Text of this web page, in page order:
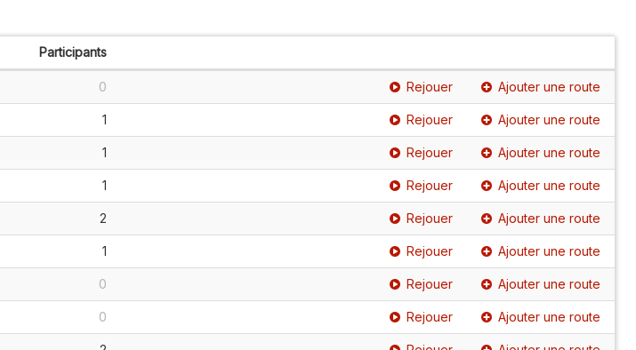
Participants
0 Rejouer Ajouter une route
1 Rejouer Ajouter une route
1 Rejouer Ajouter une route
1 Rejouer Ajouter une route
2 Rejouer Ajouter une route
1 Rejouer Ajouter une route
0 Rejouer Ajouter une route
0 Rejouer Ajouter une route